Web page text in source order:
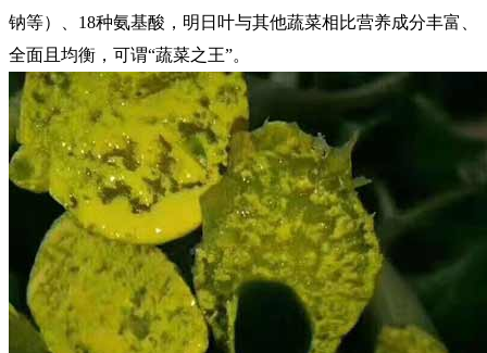
钠等）、18种氨基酸，明日叶与其他蔬菜相比营养成分丰富、
全面且均衡，可谓“蔬菜之王”。